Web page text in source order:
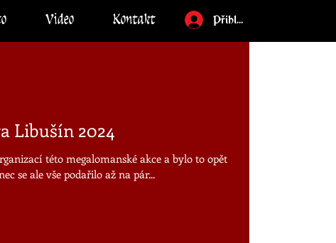
Video Kontakt Přihlásit
Libušín 2024
této megalomanské akce a bylo to opět
se ale vše podařilo až na pár...